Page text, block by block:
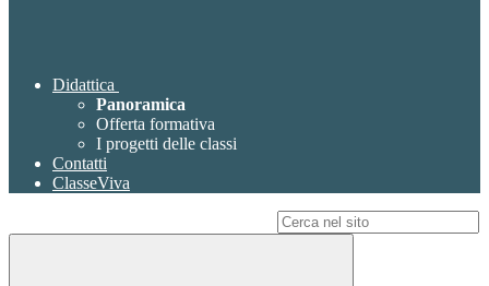
Didattica
Panoramica
Offerta formativa
I progetti delle classi
Contatti
ClasseViva